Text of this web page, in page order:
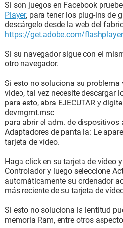
Si son juegos en Facebook
Player, para tener los plug-ins de
descárgelo desde la web del
https://get.adobe.com/
Si su navegador sigue con el
otro navegador.
Si esto no soluciona su problema
video, tal vez necesite descargar
para esto, abra EJECUTAR y
devmgmt.msc
para abrir el adm. de dispositivos
Adaptadores de pantalla: Le
tarjeta de vídeo.
Haga click en su tarjeta de vídeo
Controlador y luego seleccione
automáticamente su ordenador
más reciente de su tarjeta de
Si esto no soluciona la lentitud
memoria Ram, entre otros